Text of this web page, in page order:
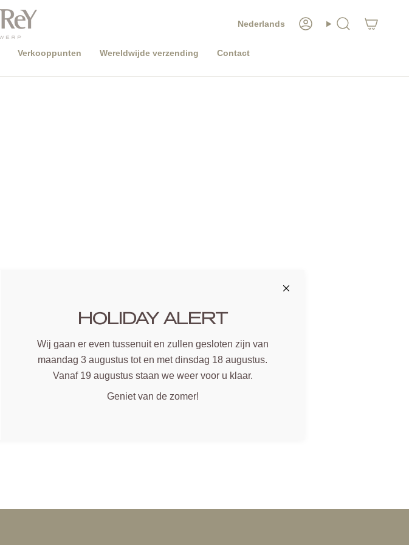
TAAL
Nederlands AccountZoeken
Verkooppunten Wereldwijde verzending Contact
HOLIDAY ALERT
Wij gaan er even tussenuit en zullen gesloten zijn van
maandag 3 augustus tot en met dinsdag 18 augustus.
Vanaf 19 augustus staan we weer voor u klaar.
Geniet van de zomer!